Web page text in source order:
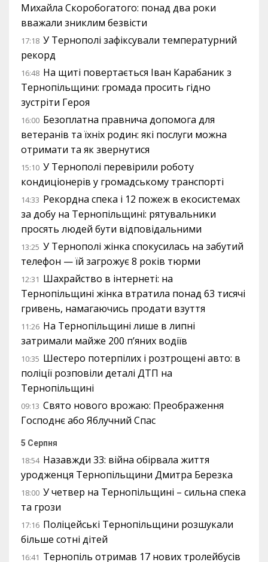
Михайла Скоробогатого: понад два роки
вважали зниклим безвісти
17:18 У Тернополі зафіксували температурний
рекорд
16:48 На щиті повертається Іван Карабаник з
Тернопільщини: громада просить гідно
зустріти Героя
16:00 Безоплатна правнича допомога для
ветеранів та їхніх родин: які послуги можна
отримати та як звернутися
15:10 У Тернополі перевірили роботу
кондиціонерів у громадському транспорті
14:33 Рекордна спека і 12 пожеж в екосистемах
за добу на Тернопільщині: рятувальники
просять людей бути відповідальними
13:25 У Тернополі жінка спокусилась на забутий
телефон — їй загрожує 8 років тюрми
12:31 Шахрайство в інтернеті: на
Тернопільщині жінка втратила понад 63 тисячі
гривень, намагаючись продати взуття
11:26 На Тернопільщині лише в липні
затримали майже 200 п’яних водіїв
10:35 Шестеро потерпілих і розтрощені авто: в
поліції розповіли деталі ДТП на
Тернопільщині
09:13 Свято нового врожаю: Преображення
Господнє або Яблучний Спас
5 Серпня
18:54 Назавжди 33: війна обірвала життя
уродженця Тернопільщини Дмитра Березка
18:00 У четвер на Тернопільщині – сильна спека
та грози
17:16 Поліцейські Тернопільщини розшукали
більше сотні дітей
16:41 Тернопіль отримав 17 нових тролейбусів